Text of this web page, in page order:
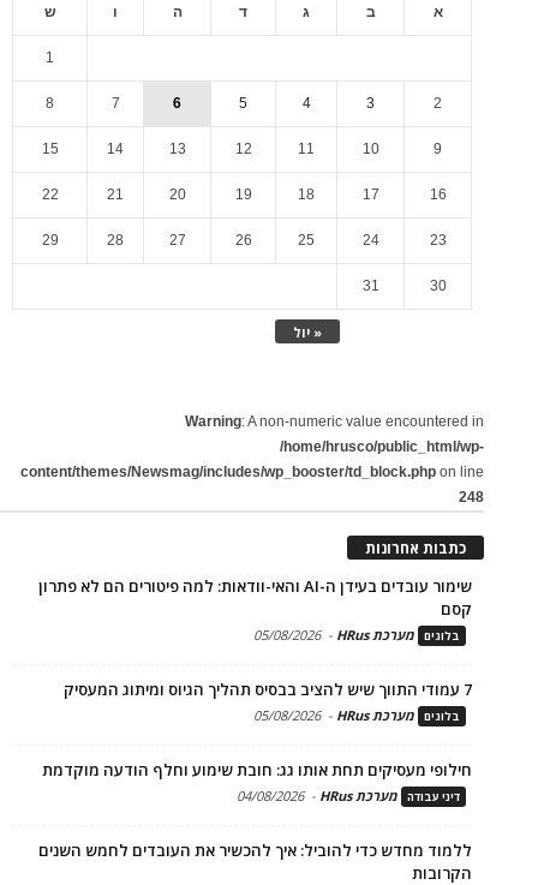
א ב ג ד ה ו ש
« יול
1
2
3
4
5
6
7
8
9
10
11
12
13
14
15
16
17
18
19
20
21
22
23
24
25
26
27
28
29
30
31
Warning: A non-numeric value encountered in
/home/hrusco/public_html/wp-
content/themes/Newsmag/includes/wp_booster/td_block.php on line
248
כתבות אחרונות
שימור עובדים בעידן ה-AI והאי-וודאות: למה פיטורים הם לא פתרון
קסם
בלוגים מערכת HRus -
05/08/2026
7 עמודי התווך שיש להציב בבסיס תהליך הגיוס ומיתוג המעסיק
בלוגים מערכת HRus -
05/08/2026
חילופי מעסיקים תחת אותו גג: חובת שימוע וחלף הודעה מוקדמת
דיני עבודה מערכת HRus -
04/08/2026
ללמוד מחדש כדי להוביל: איך להכשיר את העובדים לחמש השנים
הקרובות